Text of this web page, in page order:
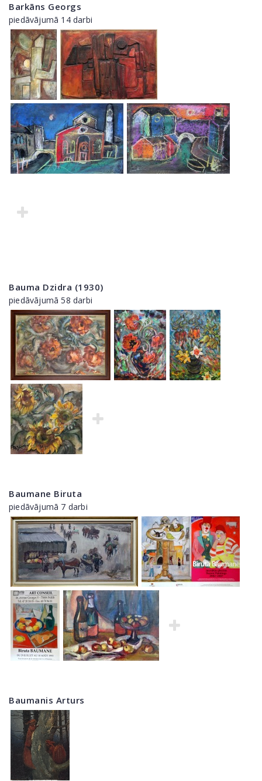
Barkāns Georgs
piedāvājumā 14 darbi
Bauma Dzidra (1930)
piedāvājumā 58 darbi
Baumane Biruta
piedāvājumā 7 darbi
Baumanis Arturs